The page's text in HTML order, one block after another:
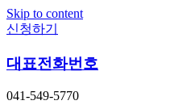
Skip to content
신청하기
대표전화번호
041-549-5770